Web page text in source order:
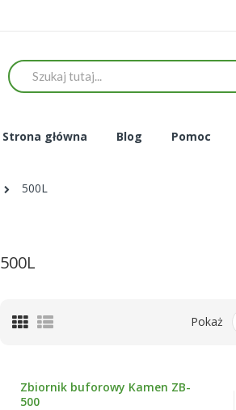
Szukaj
Strona główna Blog Pomoc
500L
500L
SiatkaLista Pokaż
Zbiornik buforowy Kamen ZB-
500